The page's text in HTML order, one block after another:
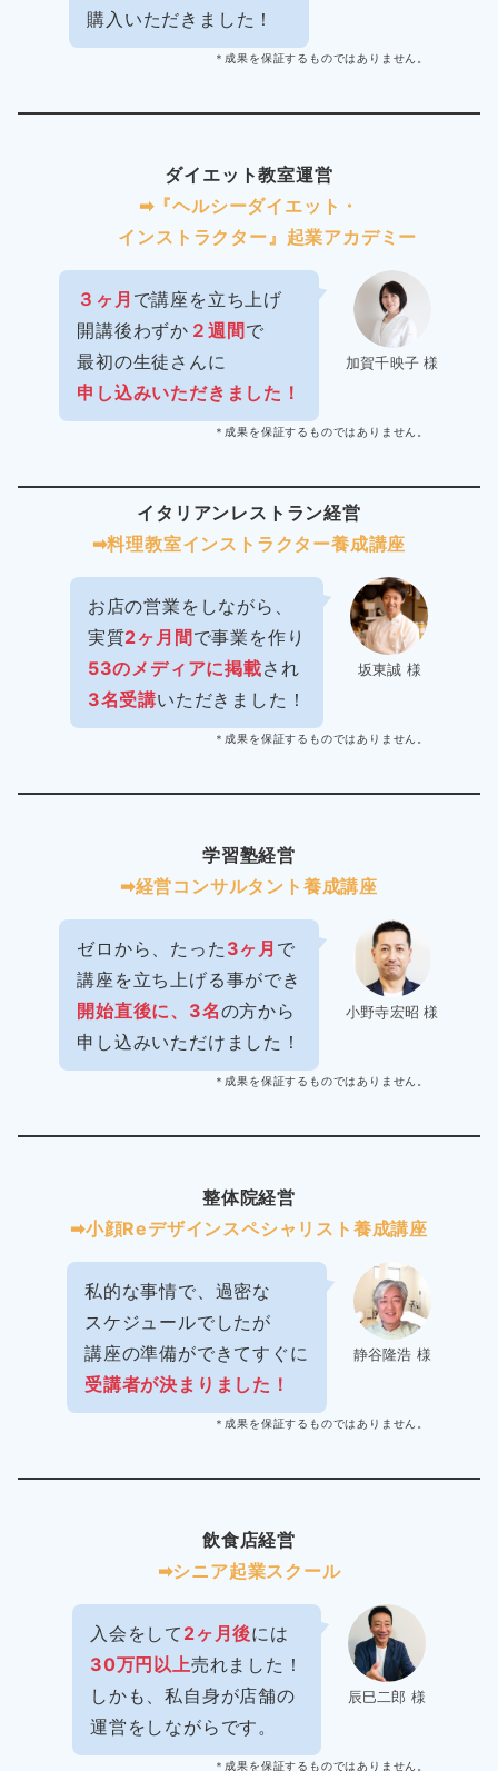
購入いただきました！
＊成果を保証するものではありません。
ダイエット教室運営
➡︎『ヘルシーダイエット・
インストラクター』起業アカデミー
加賀千映子 様
３ヶ月 で講座を立ち上げ
開講後わずか ２週間で
最初の生徒さんに
申し込みいただきました！
＊成果を保証するものではありません。
イタリアンレストラン経営
➡︎料理教室インストラクター養成講座
坂東誠 様
お店の営業をしながら、
実質2ヶ月間で事業を作り
53のメディアに掲載され
3名受講いただきました！
＊成果を保証するものではありません。
学習塾経営
➡︎経営コンサルタント養成講座
小野寺宏昭 様
ゼロから、たった 3ヶ月 で
講座を立ち上げる事ができ
開始直後に、3名の方から
申し込みいただけました！
＊成果を保証するものではありません。
整体院経営
➡︎小顔Reデザインスペシャリスト養成講座
静谷隆浩 様
私的な事情で、過密な
スケジュールでしたが
講座の準備ができてすぐに
受講者が決まりました！
＊成果を保証するものではありません。
飲食店経営
➡︎シニア起業スクール
辰巳二郎 様
入会をして 2ヶ月後には
30万円以上売れました！
しかも、私自身が店舗の
運営をしながらです。
＊成果を保証するものではありません。